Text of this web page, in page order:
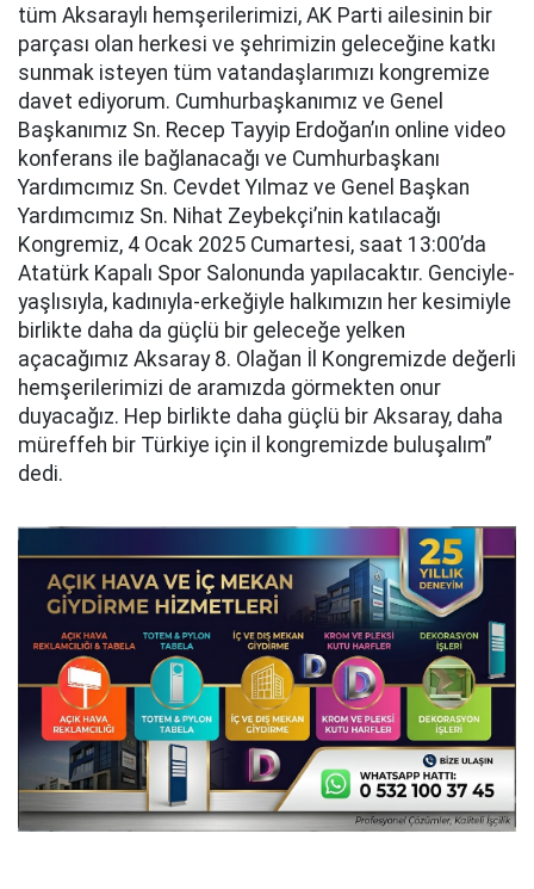
tüm Aksaraylı hemşerilerimizi, AK Parti ailesinin bir
parçası olan herkesi ve şehrimizin geleceğine katkı
sunmak isteyen tüm vatandaşlarımızı kongremize
davet ediyorum. Cumhurbaşkanımız ve Genel
Başkanımız Sn. Recep Tayyip Erdoğan’ın online video
konferans ile bağlanacağı ve Cumhurbaşkanı
Yardımcımız Sn. Cevdet Yılmaz ve Genel Başkan
Yardımcımız Sn. Nihat Zeybekçi’nin katılacağı
Kongremiz, 4 Ocak 2025 Cumartesi, saat 13:00’da
Atatürk Kapalı Spor Salonunda yapılacaktır. Genciyle-
yaşlısıyla, kadınıyla-erkeğiyle halkımızın her kesimiyle
birlikte daha da güçlü bir geleceğe yelken
açacağımız Aksaray 8. Olağan İl Kongremizde değerli
hemşerilerimizi de aramızda görmekten onur
duyacağız. Hep birlikte daha güçlü bir Aksaray, daha
müreffeh bir Türkiye için il kongremizde buluşalım”
dedi.